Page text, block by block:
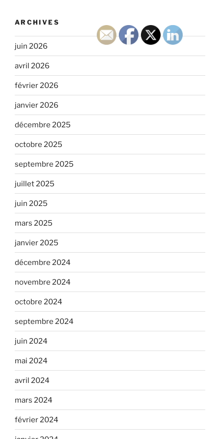
ARCHIVES
juin 2026
avril 2026
février 2026
janvier 2026
décembre 2025
octobre 2025
septembre 2025
juillet 2025
juin 2025
mars 2025
janvier 2025
décembre 2024
novembre 2024
octobre 2024
septembre 2024
juin 2024
mai 2024
avril 2024
mars 2024
février 2024